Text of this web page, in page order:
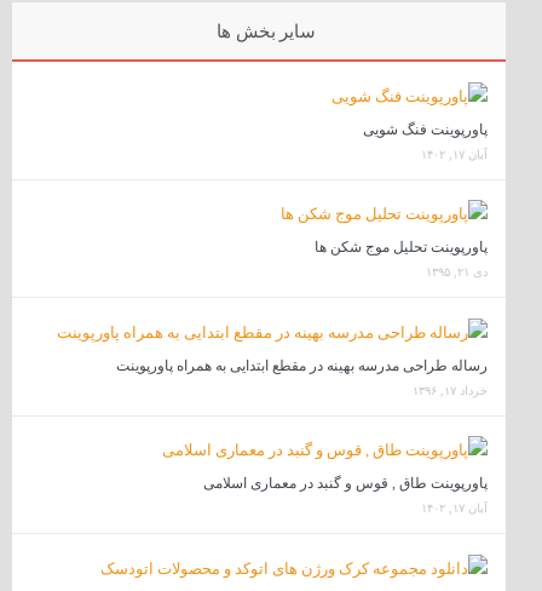
سایر بخش ها
پاورپوینت فنگ شویی
آبان ۱۷, ۱۴۰۲
پاورپوینت تحلیل موج شکن ها
دی ۲۱, ۱۳۹۵
رساله طراحی مدرسه بهینه در مقطع ابتدایی به همراه پاورپوینت
خرداد ۱۷, ۱۳۹۶
پاورپوینت طاق , قوس و گنبد در معماری اسلامی
آبان ۱۷, ۱۴۰۲